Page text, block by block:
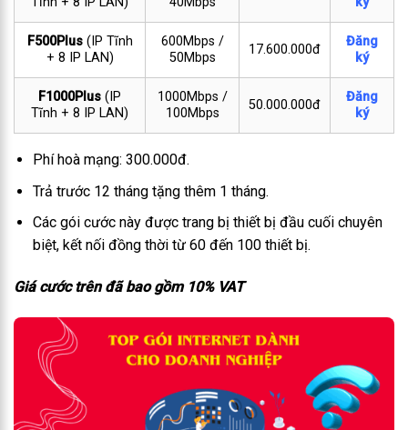
F500Plus(IP Tĩnh
+ 8 IP LAN)
600Mbps /
50Mbps
17.600.000đ
Đăng
ký
F1000Plus (IP
Tĩnh + 8 IP LAN)
1000Mbps /
100Mbps
50.000.000đ
Đăng
ký
Phí hoà mạng: 300.000đ.
Trả trước 12 tháng tặng thêm 1 tháng.
Các gói cước này được trang bị thiết bị đầu cuối chuyên
biệt, kết nối đồng thời từ 60 đến 100 thiết bị.
Giá cước trên đã bao gồm 10% VAT